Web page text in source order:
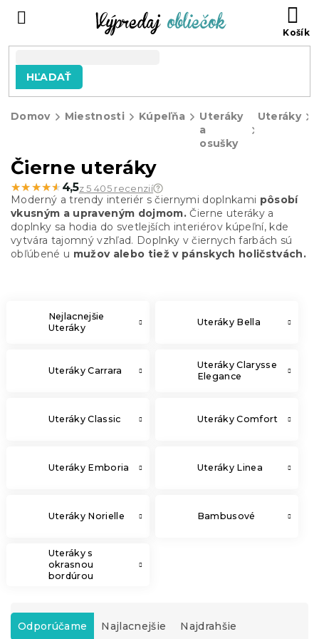
HĽADAŤ
Domov Miestnosti Kúpeľňa
Uteráky
a
osušky
Uteráky
Čierne uteráky
★★★★★
★★★★★ 4,5z 5 405 recenzií
Moderný a trendy interiér s čiernymi doplnkami pôsobí
vkusným a upraveným dojmom. Čierne uteráky a
doplnky sa hodia do svetlejších interiérov kúpeľní, kde
vytvára tajomný vzhľad. Doplnky v čiernych farbách sú
obľúbené u mužov alebo tiež v pánskych holičstvách.
Nejlacnejšie
Uteráky
Uteráky Bella
Uteráky Carrara
Uteráky Clarysse
Elegance
Uteráky Classic Uteráky Comfort
Uteráky Emboria Uteráky Linea
Uteráky Norielle Bambusové
Uteráky s
okrasnou
bordúrou
R
aOdporúčame Najlacnejšie Najdrahšie